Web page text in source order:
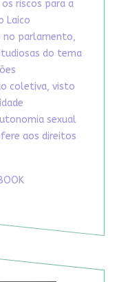
riscos para a
Laico
no parlamento,
do tema
coletiva, visto
sexual
aos direitos